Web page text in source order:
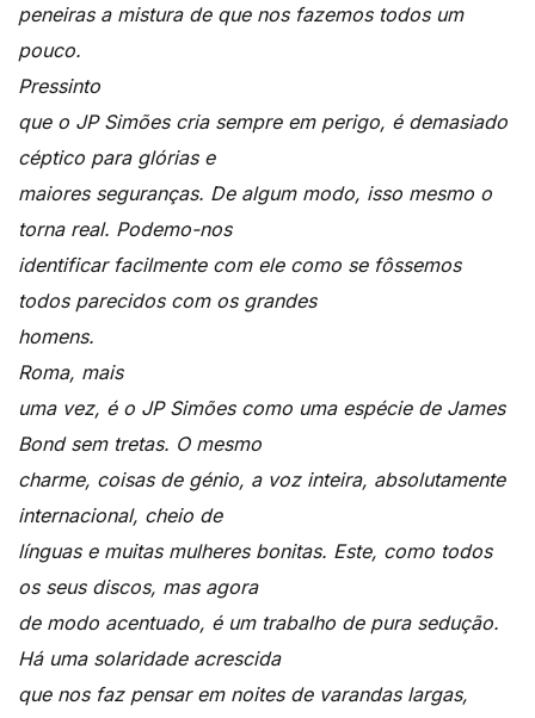
peneiras a mistura de que nos fazemos todos um
pouco.
Pressinto
que o JP Simões cria sempre em perigo, é demasiado
céptico para glórias e
maiores seguranças. De algum modo, isso mesmo o
torna real. Podemo-nos
identificar facilmente com ele como se fôssemos
todos parecidos com os grandes
homens.
Roma, mais
uma vez, é o JP Simões como uma espécie de James
Bond sem tretas. O mesmo
charme, coisas de génio, a voz inteira, absolutamente
internacional, cheio de
línguas e muitas mulheres bonitas. Este, como todos
os seus discos, mas agora
de modo acentuado, é um trabalho de pura sedução.
Há uma solaridade acrescida
que nos faz pensar em noites de varandas largas,